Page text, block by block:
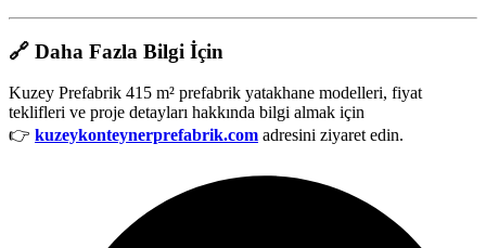
🔗 Daha Fazla Bilgi İçin
Kuzey Prefabrik 415 m² prefabrik yatakhane modelleri, fiyat
teklifleri ve proje detayları hakkında bilgi almak için
👉 kuzeykonteynerprefabrik.com adresini ziyaret edin.